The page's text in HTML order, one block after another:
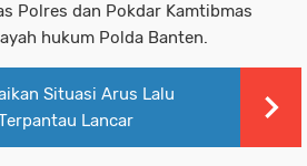
Polres dan Pokdar Kamtibmas
hukum Polda Banten.
Situasi Arus Lalu
Lancar